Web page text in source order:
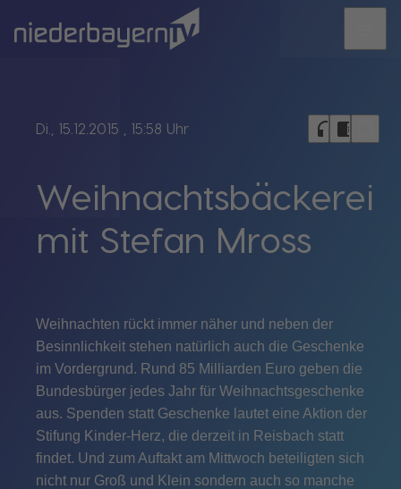
Di., 15.12.2015 , 15:58 Uhr headphones chrome_reader_mode
Weihnachtsbäckerei
mit Stefan Mross
Weihnachten rückt immer näher und neben der
Besinnlichkeit stehen natürlich auch die Geschenke
im Vordergrund. Rund 85 Milliarden Euro geben die
Bundesbürger jedes Jahr für Weihnachtsgeschenke
aus. Spenden statt Geschenke lautet eine Aktion der
Stifung Kinder-Herz, die derzeit in Reisbach statt
findet. Und zum Auftakt am Mittwoch beteiligten sich
nicht nur Groß und Klein sondern auch so manche